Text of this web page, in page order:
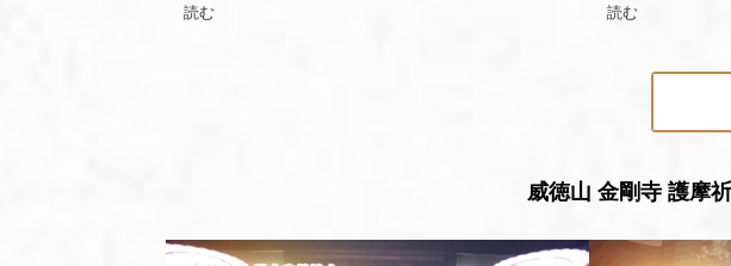
読む
読む
威徳山 金剛寺 護摩